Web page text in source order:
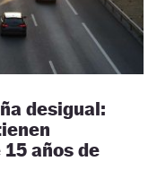
desigual:
años de